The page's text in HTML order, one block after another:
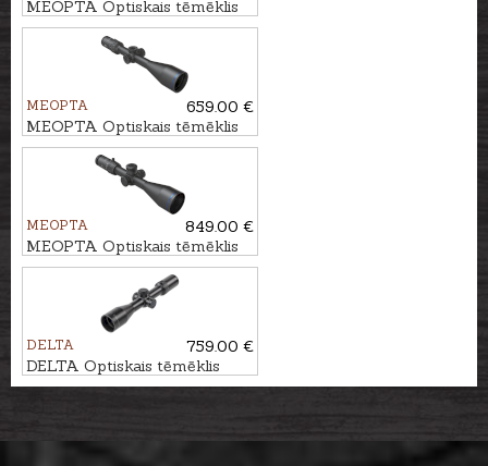
MEOPTA Optiskais tēmēklis
MeoHunter R5 4-20x50 SFP
MEOPTA
659.00 €
MEOPTA Optiskais tēmēklis
MeoHunter R5 5-25x56 FFP
RD #BDC 3
MEOPTA
849.00 €
MEOPTA Optiskais tēmēklis
MeoPro R6 3-18x56 SFP RD
DELTA
759.00 €
DELTA Optiskais tēmēklis
Titanium 1.5-9x45 HD #4A-S